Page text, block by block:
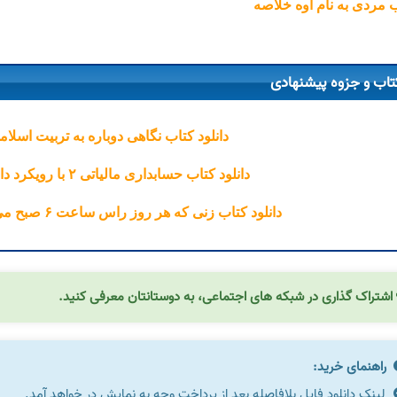
مردی به نام اوه خلاصه
و جزوه پیشنهادی
دانلود کتاب نگاهی دوباره به تربیت اسلامی ۱ خسرو
دانلود کتاب حسابداری مالیاتی ۲ با رویکرد دانشگاهی احمد آخوندی
دانلود کتاب زنی که هر روز راس ساعت ۶ صبح می آمد گابریل گارسیا مارکز
اشتراک گذاری در شبکه های اجتماعی، به دوستانتان معرفی کنید.
راهنمای خرید: